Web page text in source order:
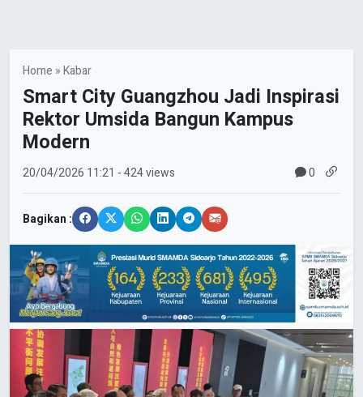
Home »Kabar
Smart City Guangzhou Jadi Inspirasi
Rektor Umsida Bangun Kampus
Modern
20/04/2026 11:21 - 424 views 0
Bagikan :